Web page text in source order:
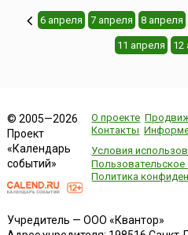
6 апреля 7 апреля 8 апреля
11 апреля 12
© 2005—2026
Проект
«Календарь
событий»
О проекте
Контакты
Условия
Пользовательское
Политика
Учредитель — ООО «Квантор»